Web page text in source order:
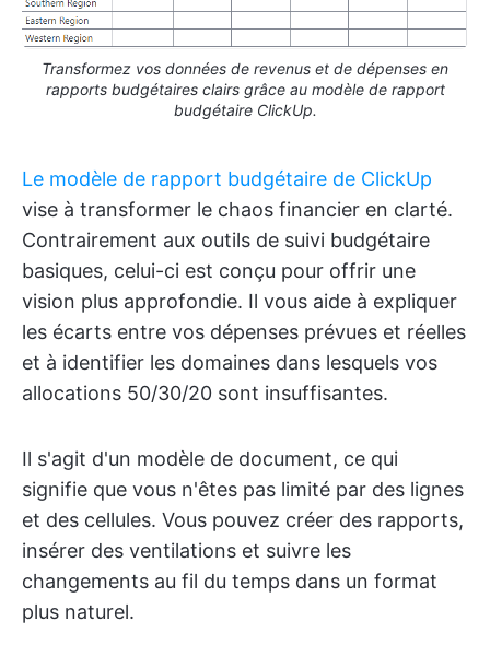
Transformez vos données de revenus et de dépenses en
rapports budgétaires clairs grâce au modèle de rapport
budgétaire ClickUp.
Le modèle de rapport budgétaire de ClickUp
vise à transformer le chaos financier en clarté.
Contrairement aux outils de suivi budgétaire
basiques, celui-ci est conçu pour offrir une
vision plus approfondie. Il vous aide à expliquer
les écarts entre vos dépenses prévues et réelles
et à identifier les domaines dans lesquels vos
allocations 50/30/20 sont insuffisantes.
Il s'agit d'un modèle de document, ce qui
signifie que vous n'êtes pas limité par des lignes
et des cellules. Vous pouvez créer des rapports,
insérer des ventilations et suivre les
changements au fil du temps dans un format
plus naturel.